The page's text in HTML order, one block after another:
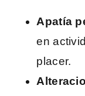
Apatía
en
placer.